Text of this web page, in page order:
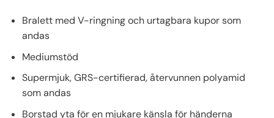
Bralett med V-ringning och urtagbara kupor som
andas
Mediumstöd
Supermjuk, GRS-certifierad, återvunnen polyamid
som andas
Borstad yta för en mjukare känsla för händerna